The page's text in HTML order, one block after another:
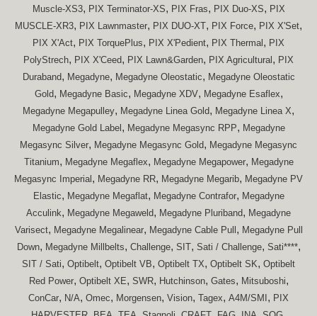
Muscle-XS3, PIX Terminator-XS, PIX Fras, PIX Duo-XS, PIX
MUSCLE-XR3, PIX Lawnmaster, PIX DUO-XT, PIX Force, PIX X'Set,
PIX X'Act, PIX TorquePlus, PIX X'Pedient, PIX Thermal , PIX
PolyStrech, PIX X'Ceed, PIX Lawn&Garden, PIX Agricultural , PIX
Duraband, Megadyne, Megadyne Oleostatic, Megadyne Oleostatic
Gold, Megadyne Basic, Megadyne XDV, Megadyne Esaflex,
Megadyne Megapulley, Megadyne Linea Gold, Megadyne Linea X,
Megadyne Gold Label , Megadyne Megasync RPP, Megadyne
Megasync Silver, Megadyne Megasync Gold, Megadyne Megasync
Titanium, Megadyne Megaflex, Megadyne Megapower, Megadyne
Megasync Imperial , Megadyne RR, Megadyne Megarib, Megadyne PV
Elastic, Megadyne Megaflat, Megadyne Contrafor, Megadyne
Acculink, Megadyne Megaweld, Megadyne Pluriband, Megadyne
Varisect, Megadyne Megalinear, Megadyne Cable Pull , Megadyne Pull
Down, Megadyne Millbelts, Challenge, SIT, Sati / Challenge, Sati****,
SIT / Sati, Optibelt, Optibelt VB, Optibelt TX, Optibelt SK, Optibelt
Red Power, Optibelt XE, SWR, Hutchinson, Gates, Mitsuboshi,
ConCar, N/A, Omec, Morgensen, Vision, Tagex, A4M/SMI , PIX